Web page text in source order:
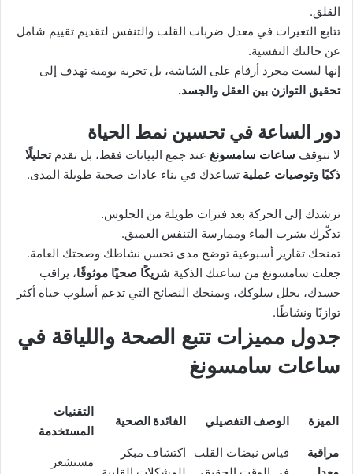
القلق.
تتابع التغيرات في معدل ضربات القلب والتنفس لتقديم تقييم شامل
عن حالتك النفسية.
إنها ليست مجرد أرقام على الشاشة، بل تجربة يومية تهدف إلى
تحقيق التوازن بين العقل والجسد.
دور الساعة في تحسين نمط الحياة
لا تتوقف ساعات سامسونغ عند جمع البيانات فقط، بل تقدمتحليلًا
ذكيًا وتوصيات عملية تساعدك في بناء عادات صحية طويلة المدى.
ترشدك إلى الحركة بعد فترات طويلة من الجلوس.
تذكّرك بشرب الماء وممارسة التنفس العميق.
تمنحك تقارير أسبوعية توضح مدى تحسن نشاطك وصحتك العامة.
جعلت سامسونغ من ساعتك الذكية شريكًا صحيًا موثوقًا، يراقب
جسدك، يحلل سلوكك، ويمنحك النصائح التي تدعم أسلوب حياة أكثر
توازنًا ونشاطًا.
جدول مميزات تتبع الصحة واللياقة في
ساعات سامسونغ
الميزة الوصف التفصيلي الفائدة الصحية
التقنيات
المستخدمة
مراقبة
قياس نبضات القلب
اكتشاف مبكر
مستشعر